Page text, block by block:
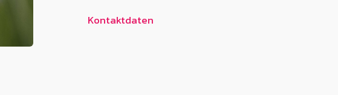
Kontaktdaten